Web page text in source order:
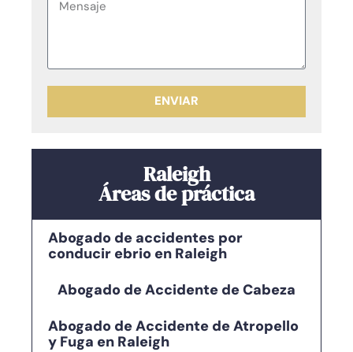
ENVIAR
Raleigh
Áreas de práctica
Abogado de accidentes por
conducir ebrio en Raleigh
Abogado de Accidente de Cabeza
Abogado de Accidente de Atropello
y Fuga en Raleigh